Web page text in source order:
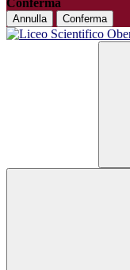
Conferma
Annulla Conferma